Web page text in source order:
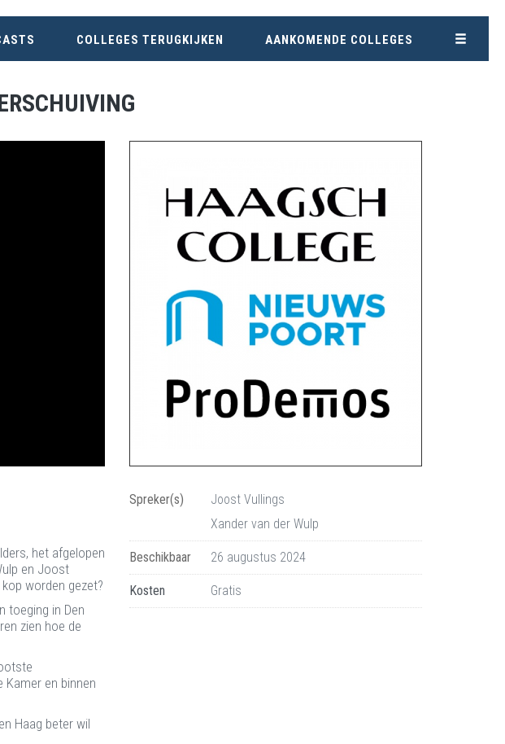
COLLEGES TERUGKIJKEN AANKOMENDE COLLEGES
het afgelopen
en Joost
worden gezet?
toeging in Den
zien hoe de
Kamer en binnen
Haag beter wil
Spreker(s)
Joost Vullings
Xander van der Wulp
Beschikbaar 26 augustus 2024
Kosten Gratis